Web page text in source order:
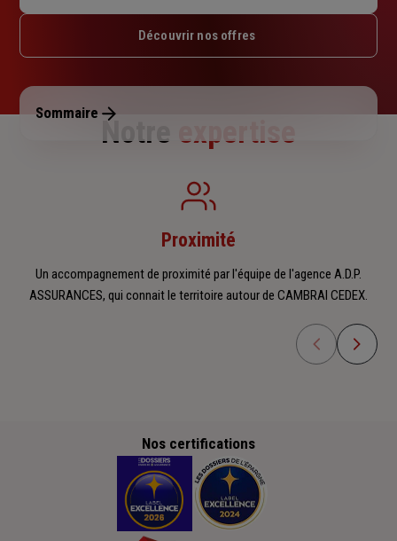
Jeudi : 09h – 12h / 13h30 – 17h30
Dimanche : Fermé
Découvrir nos offres
Sommaire
Notre expertise
Proximité
Un accompagnement de proximité par l'équipe de l'agence A.D.P.
ASSURANCES, qui connait le territoire autour de CAMBRAI CEDEX.
Nos certifications